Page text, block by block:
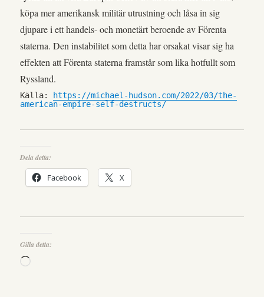
köpa mer amerikansk militär utrustning och låsa in sig
djupare i ett handels- och monetärt beroende av Förenta
staterna. Den instabilitet som detta har orsakat visar sig ha
effekten att Förenta staterna framstår som lika hotfullt som
Ryssland.
Källa: https://michael-hudson.com/2022/03/the-
american-empire-self-destructs/
Dela detta:
Facebook X
Gilla detta:
Laddar